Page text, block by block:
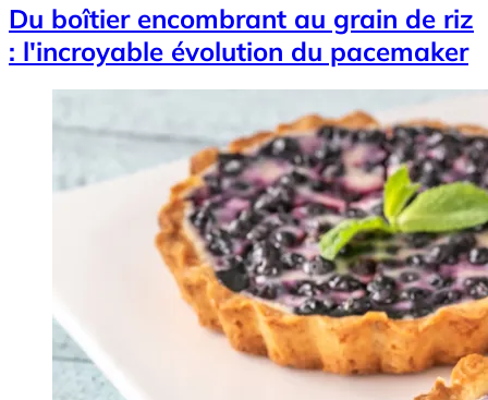
Du boîtier encombrant au grain de riz
: l'incroyable évolution du pacemaker